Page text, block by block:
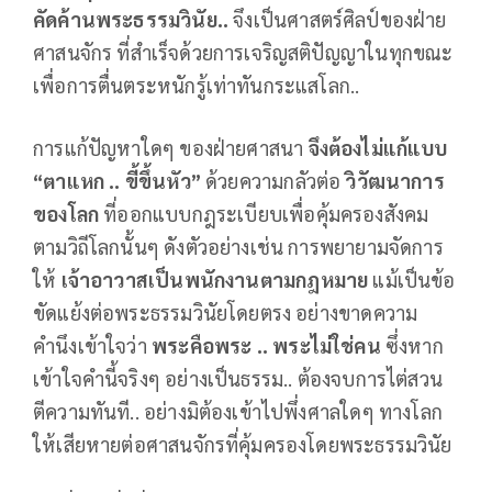
คัดค้านพระธรรมวินัย..จึงเป็นศาสตร์ศิลป์ของฝ่าย
ศาสนจักร ที่สำเร็จด้วยการเจริญสติปัญญาในทุกขณะ
เพื่อการตื่นตระหนักรู้เท่าทันกระแสโลก..
การแก้ปัญหาใดๆ ของฝ่ายศาสนา จึงต้องไม่แก้แบบ
“ตาแหก .. ขี้ขึ้นหัว” ด้วยความกลัวต่อวิวัฒนาการ
ของโลก ที่ออกแบบกฎระเบียบเพื่อคุ้มครองสังคม
ตามวิถีโลกนั้นๆ ดังตัวอย่างเช่น การพยายามจัดการ
ให้ เจ้าอาวาสเป็นพนักงานตามกฎหมาย แม้เป็นข้อ
ขัดแย้งต่อพระธรรมวินัยโดยตรง อย่างขาดความ
คำนึงเข้าใจว่า พระคือพระ .. พระไม่ใช่คน ซึ่งหาก
เข้าใจคำนี้จริงๆ อย่างเป็นธรรม.. ต้องจบการไต่สวน
ตีความทันที.. อย่างมิต้องเข้าไปพึ่งศาลใดๆ ทางโลก
ให้เสียหายต่อศาสนจักรที่คุ้มครองโดยพระธรรมวินัย